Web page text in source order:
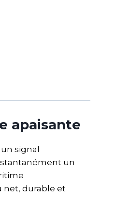
apaisante
signal
un
net, durable et